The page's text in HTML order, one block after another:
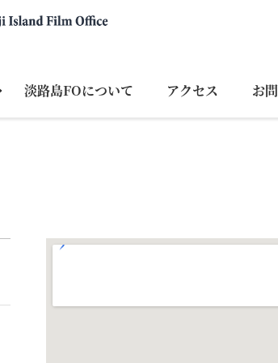
淡路島FOについて アクセス お